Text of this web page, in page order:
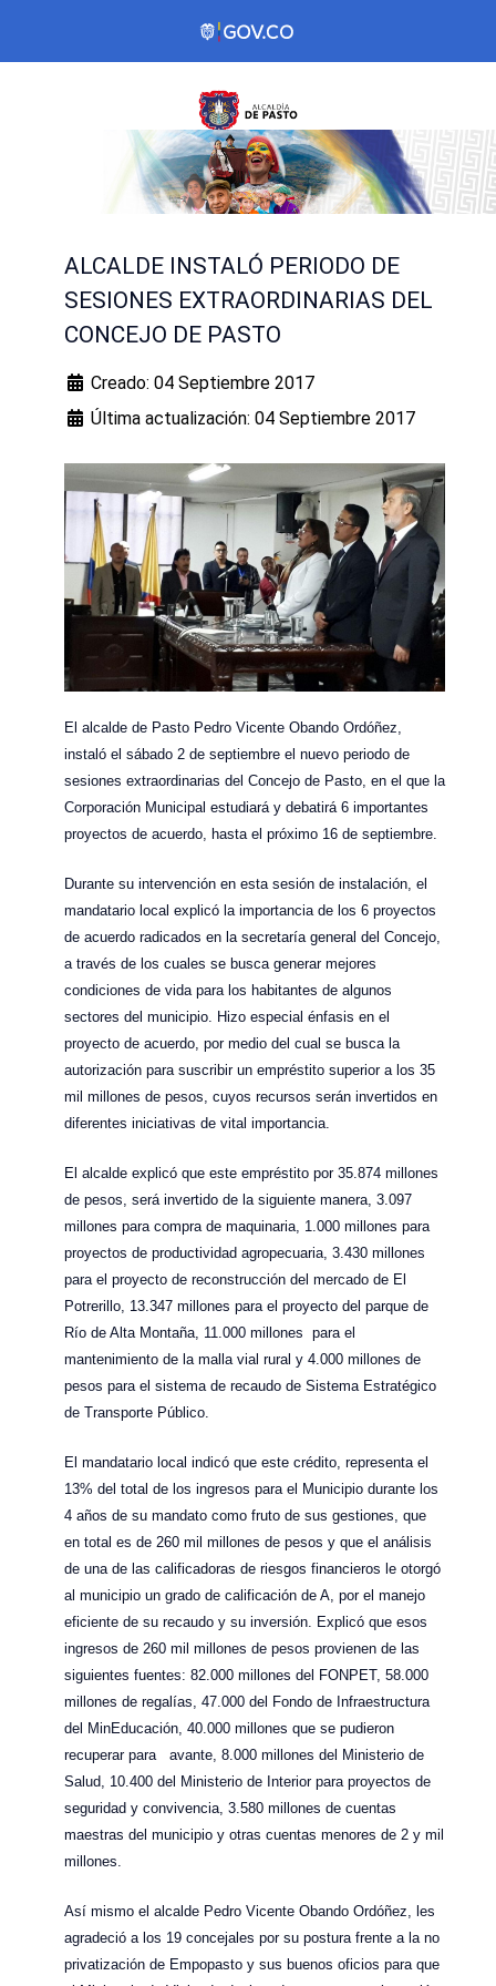
ALCALDE INSTALÓ PERIODO DE
SESIONES EXTRAORDINARIAS DEL
CONCEJO DE PASTO
Creado: 04 Septiembre 2017
Última actualización: 04 Septiembre 2017
El alcalde de Pasto Pedro Vicente Obando Ordóñez,
instaló el sábado 2 de septiembre el nuevo periodo de
sesiones extraordinarias del Concejo de Pasto, en el que la
Corporación Municipal estudiará y debatirá 6 importantes
proyectos de acuerdo, hasta el próximo 16 de septiembre.
Durante su intervención en esta sesión de instalación, el
mandatario local explicó la importancia de los 6 proyectos
de acuerdo radicados en la secretaría general del Concejo,
a través de los cuales se busca generar mejores
condiciones de vida para los habitantes de algunos
sectores del municipio. Hizo especial énfasis en el
proyecto de acuerdo, por medio del cual se busca la
autorización para suscribir un empréstito superior a los 35
mil millones de pesos, cuyos recursos serán invertidos en
diferentes iniciativas de vital importancia.
El alcalde explicó que este empréstito por 35.874 millones
de pesos, será invertido de la siguiente manera, 3.097
millones para compra de maquinaria, 1.000 millones para
proyectos de productividad agropecuaria, 3.430 millones
para el proyecto de reconstrucción del mercado de El
Potrerillo, 13.347 millones para el proyecto del parque de
Río de Alta Montaña, 11.000 millones para el
mantenimiento de la malla vial rural y 4.000 millones de
pesos para el sistema de recaudo de Sistema Estratégico
de Transporte Público.
El mandatario local indicó que este crédito, representa el
13% del total de los ingresos para el Municipio durante los
4 años de su mandato como fruto de sus gestiones, que
en total es de 260 mil millones de pesos y que el análisis
de una de las calificadoras de riesgos financieros le otorgó
al municipio un grado de calificación de A, por el manejo
eficiente de su recaudo y su inversión. Explicó que esos
ingresos de 260 mil millones de pesos provienen de las
siguientes fuentes: 82.000 millones del FONPET, 58.000
millones de regalías, 47.000 del Fondo de Infraestructura
del MinEducación, 40.000 millones que se pudieron
recuperar para avante, 8.000 millones del Ministerio de
Salud, 10.400 del Ministerio de Interior para proyectos de
seguridad y convivencia, 3.580 millones de cuentas
maestras del municipio y otras cuentas menores de 2 y mil
millones.
Así mismo el alcalde Pedro Vicente Obando Ordóñez, les
agradeció a los 19 concejales por su postura frente a la no
privatización de Empopasto y sus buenos oficios para que